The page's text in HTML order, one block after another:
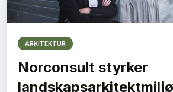
ARKITEKTUR
Norconsult styrker